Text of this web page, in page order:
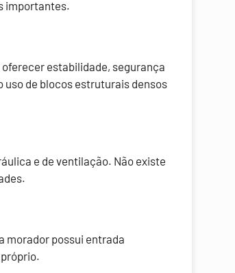
importantes.
oferecer estabilidade, segurança
de blocos estruturais densos
e de ventilação. Não existe
morador possui entrada